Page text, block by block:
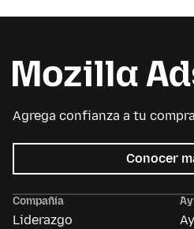
Agrega confianza a tu
Conocer
Compañía
Liderazgo